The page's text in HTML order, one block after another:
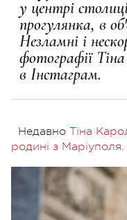
у центрі
прогулянка, в
Незламні і
фотографії
в Інстаграм.
Недавно Тіна
родині з Маріуполя.